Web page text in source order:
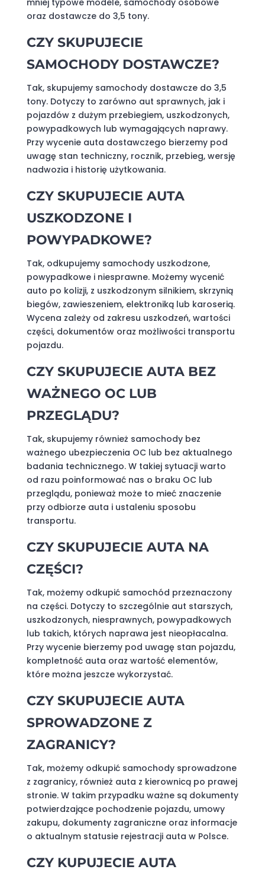
mniej typowe modele, samochody osobowe
oraz dostawcze do 3,5 tony.
CZY SKUPUJECIE
SAMOCHODY DOSTAWCZE?
Tak, skupujemy samochody dostawcze do 3,5
tony. Dotyczy to zarówno aut sprawnych, jak i
pojazdów z dużym przebiegiem, uszkodzonych,
powypadkowych lub wymagających naprawy.
Przy wycenie auta dostawczego bierzemy pod
uwagę stan techniczny, rocznik, przebieg, wersję
nadwozia i historię użytkowania.
CZY SKUPUJECIE AUTA
USZKODZONE I
POWYPADKOWE?
Tak, odkupujemy samochody uszkodzone,
powypadkowe i niesprawne. Możemy wycenić
auto po kolizji, z uszkodzonym silnikiem, skrzynią
biegów, zawieszeniem, elektroniką lub karoserią.
Wycena zależy od zakresu uszkodzeń, wartości
części, dokumentów oraz możliwości transportu
pojazdu.
CZY SKUPUJECIE AUTA BEZ
WAŻNEGO OC LUB
PRZEGLĄDU?
Tak, skupujemy również samochody bez
ważnego ubezpieczenia OC lub bez aktualnego
badania technicznego. W takiej sytuacji warto
od razu poinformować nas o braku OC lub
przeglądu, ponieważ może to mieć znaczenie
przy odbiorze auta i ustaleniu sposobu
transportu.
CZY SKUPUJECIE AUTA NA
CZĘŚCI?
Tak, możemy odkupić samochód przeznaczony
na części. Dotyczy to szczególnie aut starszych,
uszkodzonych, niesprawnych, powypadkowych
lub takich, których naprawa jest nieopłacalna.
Przy wycenie bierzemy pod uwagę stan pojazdu,
kompletność auta oraz wartość elementów,
które można jeszcze wykorzystać.
CZY SKUPUJECIE AUTA
SPROWADZONE Z
ZAGRANICY?
Tak, możemy odkupić samochody sprowadzone
z zagranicy, również auta z kierownicą po prawej
stronie. W takim przypadku ważne są dokumenty
potwierdzające pochodzenie pojazdu, umowy
zakupu, dokumenty zagraniczne oraz informacje
o aktualnym statusie rejestracji auta w Polsce.
CZY KUPUJECIE AUTA